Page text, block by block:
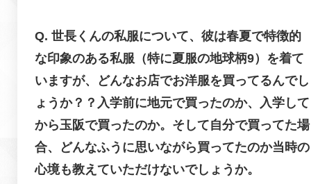
世長くんの私服について、彼は春夏で特徴的
な印象のある私服（特に夏服の地球柄9）を着て
いますが、どんなお店でお洋服を買ってるんでし
ょうか？？入学前に地元で買ったのか、入学して
から玉阪で買ったのか。そして自分で買ってた場
合、どんなふうに思いながら買ってたのか当時の
心境も教えていただけないでしょうか。